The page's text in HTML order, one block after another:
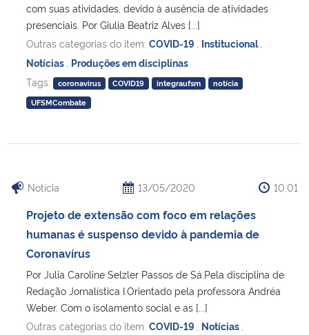
com suas atividades, devido à ausência de atividades
presenciais. Por Giulia Beatriz Alves [...]
Outras categorias do item: COVID-19 Institucional
Notícias Produções em disciplinas
Tags:
coronavirus COVID19 integraufsm
notícia
UFSMCombate
Notícia 13/05/2020 10:01
Projeto de extensão com foco em relações
humanas é suspenso devido à pandemia de
Coronavírus
Por Julia Caroline Selzler Passos de Sá.Pela disciplina de
Redação Jornalística I.Orientado pela professora Andréa
Weber. Com o isolamento social e as [...]
Outras categorias do item: COVID-19 Notícias